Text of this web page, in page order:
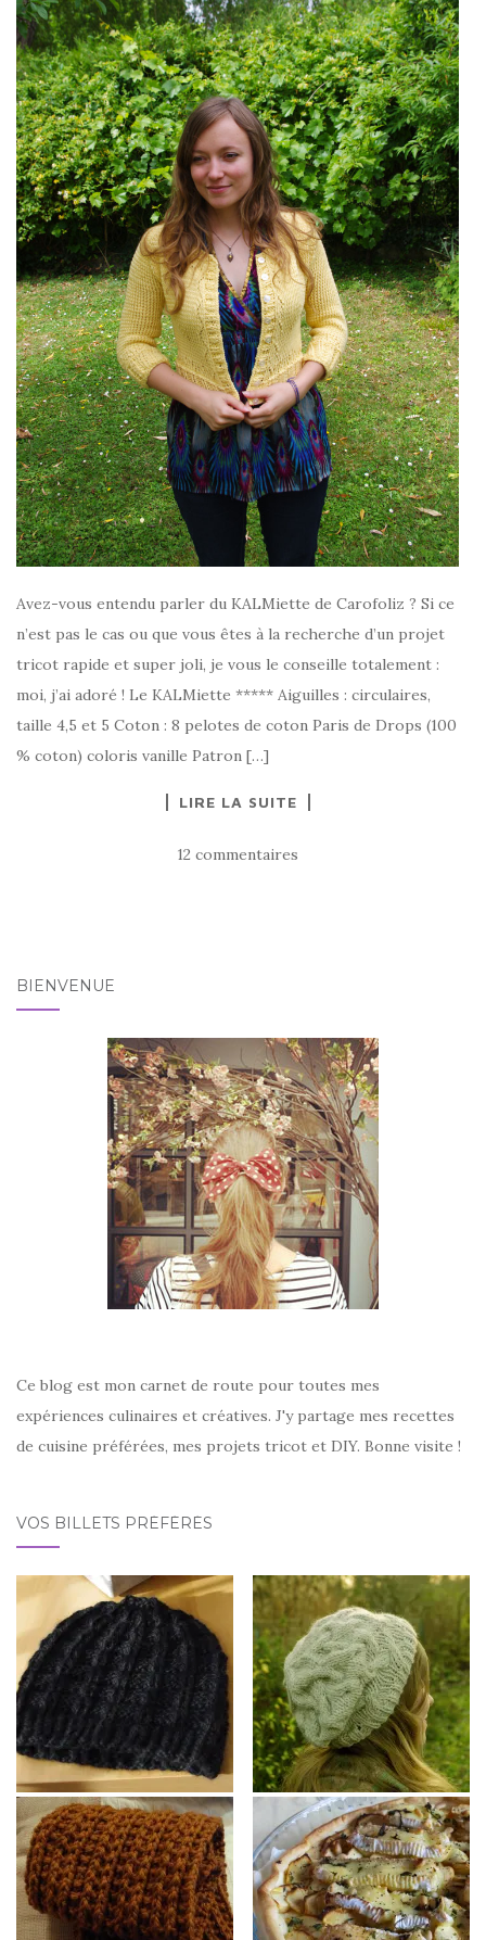
Avez-vous entendu parler du KALMiette de Carofoliz ? Si ce
n’est pas le cas ou que vous êtes à la recherche d’un projet
tricot rapide et super joli, je vous le conseille totalement :
moi, j’ai adoré ! Le KALMiette ***** Aiguilles : circulaires,
taille 4,5 et 5 Coton : 8 pelotes de coton Paris de Drops (100
% coton) coloris vanille Patron […]
LIRE LA SUITE
12 commentaires
BIENVENUE
Ce blog est mon carnet de route pour toutes mes
expériences culinaires et créatives. J'y partage mes recettes
de cuisine préférées, mes projets tricot et DIY. Bonne visite !
VOS BILLETS PRÉFÉRÉS